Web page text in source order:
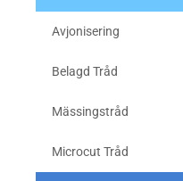
Avjonisering
Belagd Tråd
Mässingstråd
Microcut Tråd